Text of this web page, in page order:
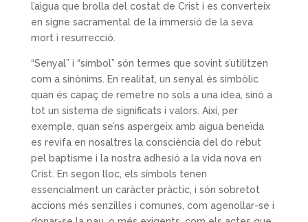
l’aigua que brolla del costat de Crist i es converteix
en signe sacramental de la immersió de la seva
mort i resurrecció.
“Senyal” i “símbol” són termes que sovint s’utilitzen
com a sinònims. En realitat, un senyal és simbòlic
quan és capaç de remetre no sols a una idea, sinó a
tot un sistema de significats i valors. Així, per
exemple, quan se’ns aspergeix amb aigua beneïda
es revifa en nosaltres la consciència del do rebut
pel baptisme i la nostra adhesió a la vida nova en
Crist. En segon lloc, els símbols tenen
essencialment un caràcter pràctic, i són sobretot
accions més senzilles i comunes, com agenollar-se i